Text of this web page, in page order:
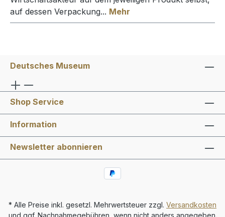
auf dessen Verpackung... Mehr
Deutsches Museum
Shop Service
Information
Newsletter abonnieren
* Alle Preise inkl. gesetzl. Mehrwertsteuer zzgl. Versandkosten